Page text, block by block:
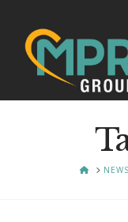
HOME